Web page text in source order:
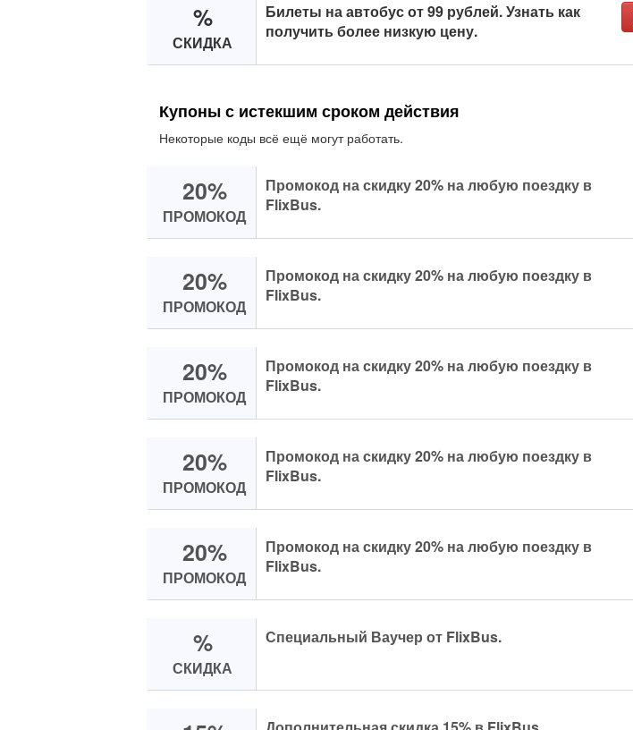
%
СКИДКА
Билеты на автобус от 99 рублей. Узнать как
получить более низкую цену.
Купоны с истекшим сроком действия
Некоторые коды всё ещё могут работать.
20%
ПРОМОКОД
Промокод на скидку 20% на любую поездку в
FlixBus.
20%
ПРОМОКОД
Промокод на скидку 20% на любую поездку в
FlixBus.
20%
ПРОМОКОД
Промокод на скидку 20% на любую поездку в
FlixBus.
20%
ПРОМОКОД
Промокод на скидку 20% на любую поездку в
FlixBus.
20%
ПРОМОКОД
Промокод на скидку 20% на любую поездку в
FlixBus.
%
СКИДКА
Специальный Ваучер от FlixBus.